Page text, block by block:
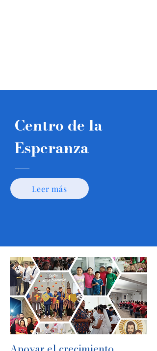
Centro de la
Esperanza
Leer más